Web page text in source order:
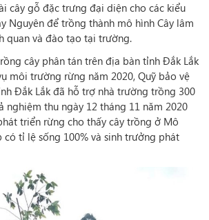
cây gỗ đặc trưng đại diện cho các kiểu
Nguyên để trồng thành mô hình Cây lâm
quan và đào tạo tại trường.
cây phân tán trên địa bàn tỉnh Đắk Lắk
môi trường rừng năm 2020, Quỹ bảo vệ
Đắk Lắk đã hỗ trợ nhà trường trồng 300
nghiệm thu ngày 12 tháng 11 năm 2020
triển rừng cho thấy cây trồng ở Mô
có tỉ lệ sống 100% và sinh trưởng phát